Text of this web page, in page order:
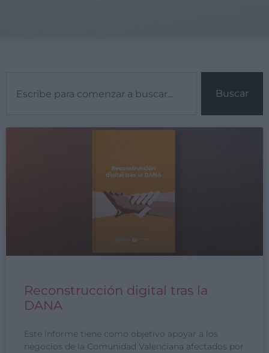
Buscar
Reconstrucción digital tras la
DANA
Este informe tiene como objetivo apoyar a los
negocios de la Comunidad Valenciana afectados por